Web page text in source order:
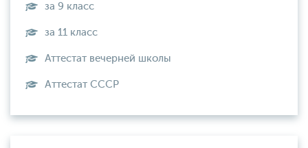
за 9 класс
за 11 класс
Аттестат вечерней школы
Aттестат СССР